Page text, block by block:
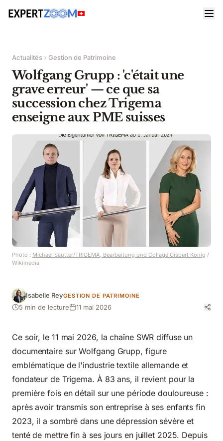
Actualités Gestion de Patrimoine
Wolfgang Grupp : 'c'était une
grave erreur' — ce que sa
succession chez Trigema
enseigne aux PME suisses
Photo : Michael Sautter/TRIGEMA, Bearbeitung und Collage Gisbert König /
Wikimedia
Isabelle ReyGESTION DE PATRIMOINE
5 min de lecture 11 mai 2026
Ce soir, le 11 mai 2026, la chaîne SWR diffuse un
documentaire sur Wolfgang Grupp, figure
emblématique de l'industrie textile allemande et
fondateur de Trigema. À 83 ans, il revient pour la
première fois en détail sur une période douloureuse :
après avoir transmis son entreprise à ses enfants fin
2023, il a sombré dans une dépression sévère et
tenté de mettre fin à ses jours en juillet 2025. Depuis